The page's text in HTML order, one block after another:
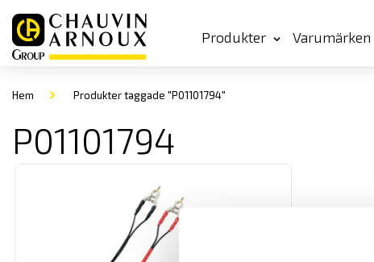
Produkter Varumärken
Hem Produkter taggade "P01101794"
P01101794